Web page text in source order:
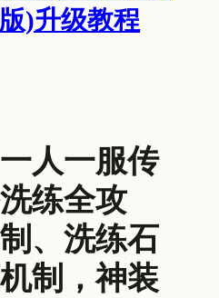
)升级教程
人一服传
练全攻
、洗练石
制，神装